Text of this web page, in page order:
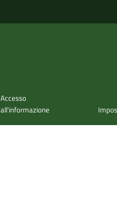
Accesso
all'informazione